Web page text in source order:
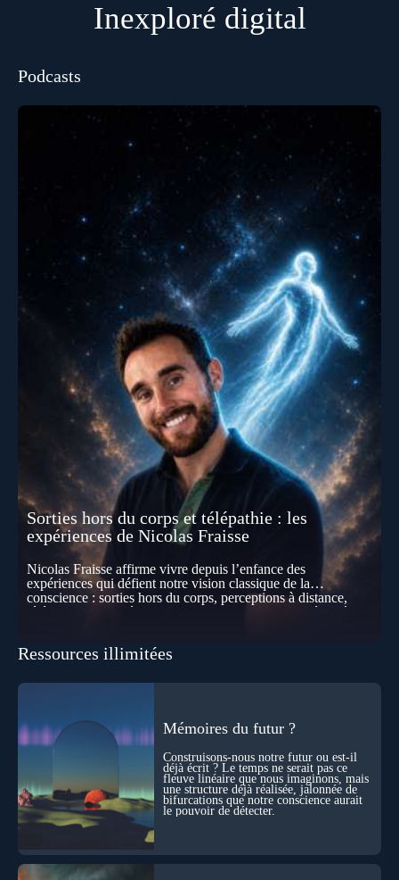
Inexploré digital
Podcasts
Sorties hors du corps et télépathie : les
expériences de Nicolas Fraisse
Nicolas Fraisse affirme vivre depuis l’enfance des
expériences qui défient notre vision classique de la
conscience : sorties hors du corps, perceptions à distance,
télépathie spontanée… Comment accueillir ces phénomènes
les pensées d’autrui ? Que deviennent l’espace, le temps… et
disparaître ? Au fil de cet échange, Nicolas raconte ses
durant ses sorties, protocoles scientifiques… et toujours, cette
sensation étrange d’être relié à bien plus vaste que lui-même
! Sommes-nous à l’aube d’une révolution de la conscience ?
Sans doute. Mais encore faut-il accepter d’explorer ces
territoires avec lucidité, et rigueur…
Ressources illimitées
Mémoires du futur ?
Construisons-nous notre futur ou est-il
déjà écrit ? Le temps ne serait pas ce
fleuve linéaire que nous imaginons, mais
une structure déjà réalisée, jalonnée de
bifurcations que notre conscience aurait
le pouvoir de détecter.